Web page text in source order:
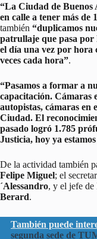
“La Ciudad de Buenos
en calle a tener más de
también “duplicamos
patrullaje que pasa por
el día una vez por hora
veces cada hora”.
“Pasamos a formar a
capacitación. Cámaras
autopistas, cámaras en
Ciudad. El
pasado logró 1.785
Justicia, hoy ya
De la actividad también
Felipe Miguel; el
´Alessandro, y el jefe de
Berard.
También puede
segunda sede de